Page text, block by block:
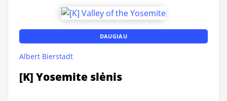
DAUGIAU
Albert Bierstadt
[K] Yosemite slėnis